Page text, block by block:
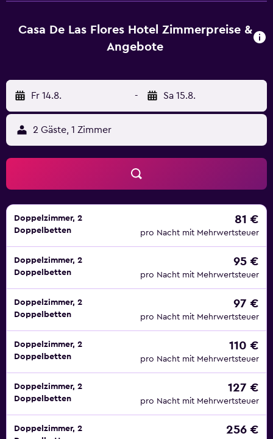
Badausstattung gehört Folgendes: Badewannen oder
Duschen. Dieses Hotel in Oaxaca bietet dir einen
Casa De Las Flores Hotel Zimmerpreise &
Angebote
Fr 14.8. - Sa 15.8.
2 Gäste, 1 Zimmer
Doppelzimmer, 2
Doppelbetten
81 €
pro Nacht mit Mehrwertsteuer
Doppelzimmer, 2
Doppelbetten
95 €
pro Nacht mit Mehrwertsteuer
Doppelzimmer, 2
Doppelbetten
97 €
pro Nacht mit Mehrwertsteuer
Doppelzimmer, 2
Doppelbetten
110 €
pro Nacht mit Mehrwertsteuer
Doppelzimmer, 2
Doppelbetten
127 €
pro Nacht mit Mehrwertsteuer
Doppelzimmer, 2
256 €